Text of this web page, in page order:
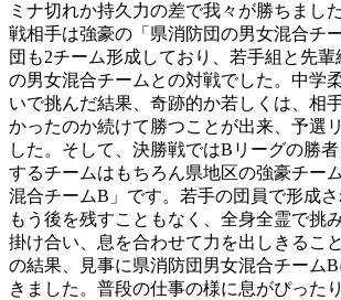
ミナ切れか持久力の差で我々が勝ちまし
戦相手は強豪の「県消防団の男女混合チ
団も2チーム形成しており、若手組と先
の男女混合チームとの対戦でした。中学
いで挑んだ結果、奇跡的か若しくは、相
かったのか続けて勝つことが出来、予選
した。そして、決勝戦ではBリーグの勝
するチームはもちろん県地区の強豪チー
混合チームB」です。若手の団員で形成さ
もう後を残すこともなく、全身全霊で挑
掛け合い、息を合わせて力を出しきるこ
の結果、見事に県消防団男女混合チーム
きました。普段の仕事の様に息がぴった